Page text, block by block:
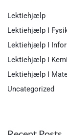
Lektiehjælp
Lektiehjælp I
Lektiehjælp I
Lektiehjælp I Kemi
Lektiehjælp I
Uncategorized